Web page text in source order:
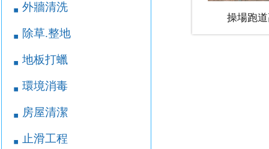
￭ 外牆清洗
￭ 除草.整地
￭ 地板打蠟
￭ 環境消毒
￭ 房屋清潔
￭ 止滑工程
操場跑